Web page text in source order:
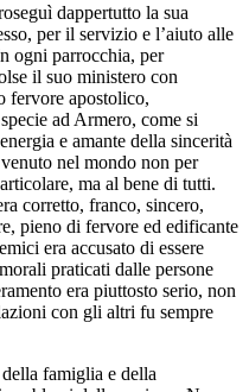
dappertutto la sua
per il servizio e l’aiuto alle
ogni parrocchia, per
il suo ministero con
fervore apostolico,
ad Armero, come si
e amante della sincerità
nel mondo non per
ma al bene di tutti.
corretto, franco, sincero,
pieno di fervore ed edificante
era accusato di essere
praticati dalle persone
era piuttosto serio, non
con gli altri fu sempre
famiglia e della